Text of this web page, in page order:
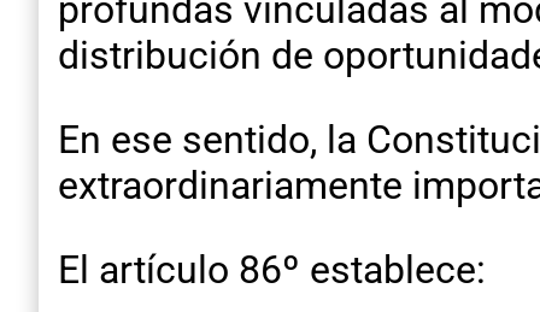
profundas vinculadas al
distribución de
En ese sentido, la
extraordinariamente
El artículo 86º establece: